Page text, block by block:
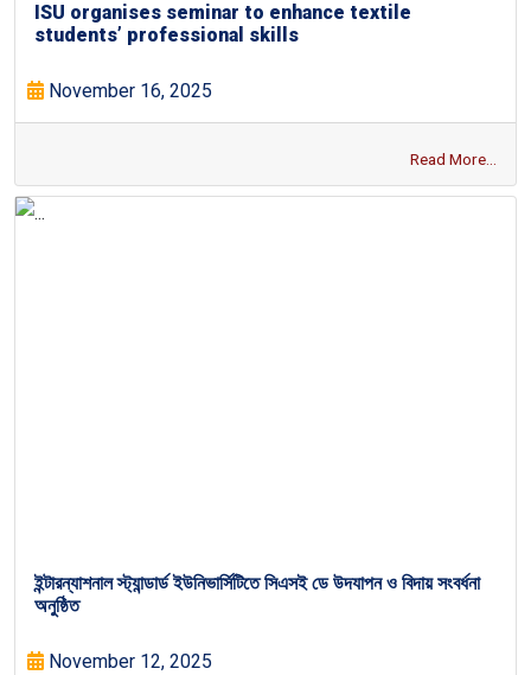
ISU organises seminar to enhance textile
students’ professional skills
November 16, 2025
Read More...
ইন্টারন্যাশনাল স্ট্যান্ডার্ড ইউনিভার্সিটিতে সিএসই ডে উদযাপন ও বিদায় সংবর্ধনা
অনুষ্ঠিত
November 12, 2025